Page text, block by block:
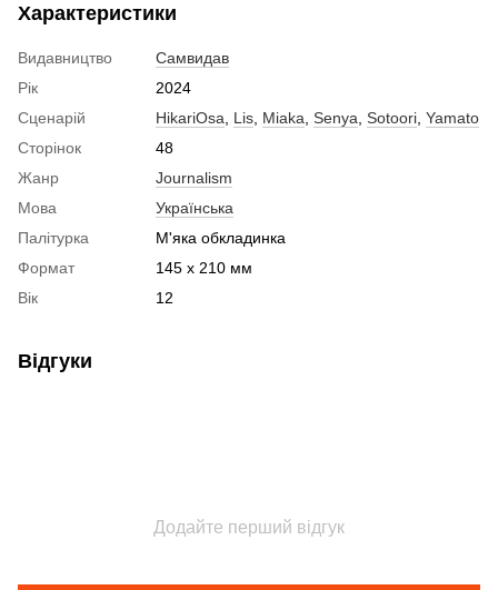
Характеристики
Видавництво
Самвидав
Рік
2024
Сценарій
HikariOsa Lis Miaka Senya Sotoori Yamato
Сторінок
48
Жанр
Journalism
Мова
Українська
Палітурка
М'яка обкладинка
Формат
145 x 210 мм
Вік
12
Відгуки
Додайте перший відгук